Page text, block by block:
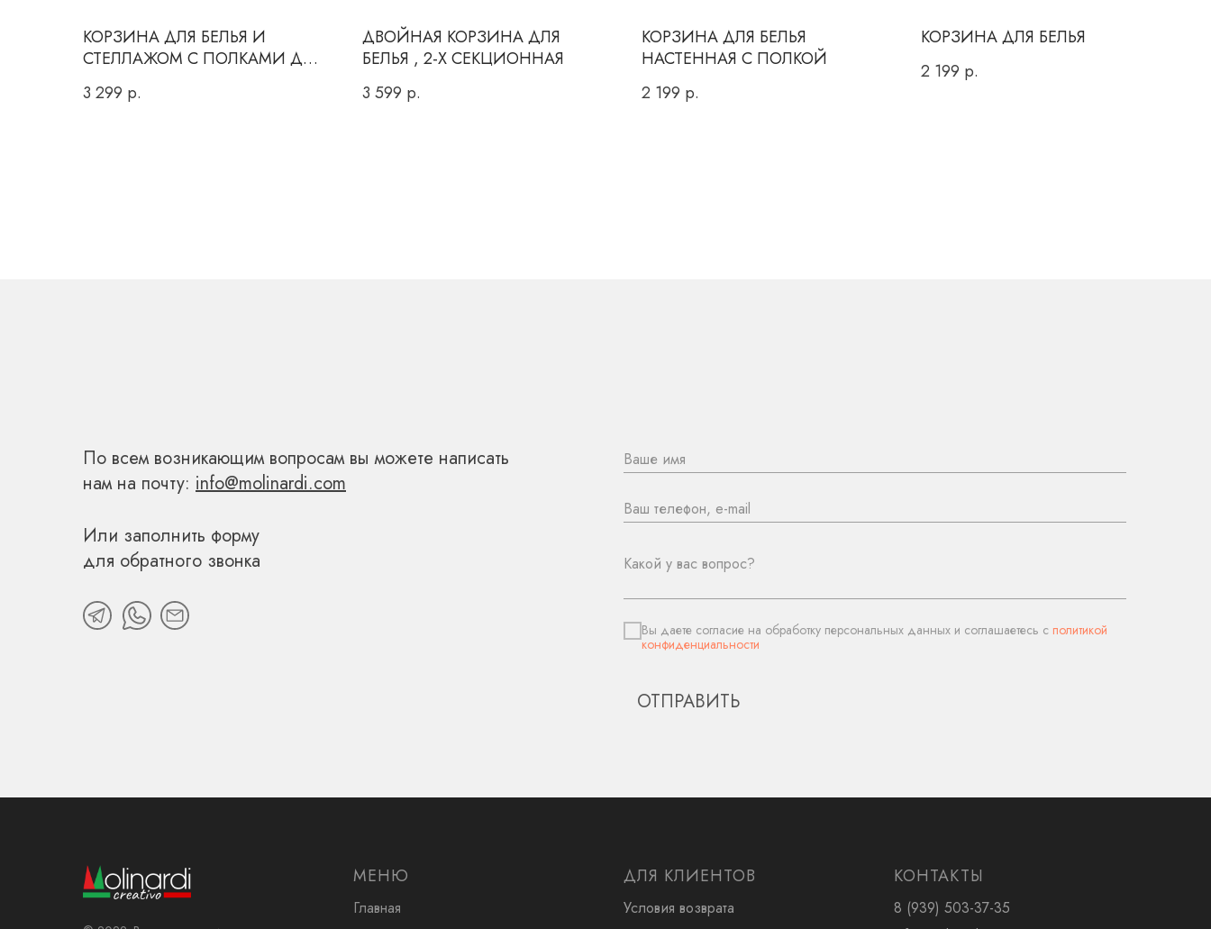
КОРЗИНА ДЛЯ БЕЛЬЯ И
СТЕЛЛАЖОМ С ПОЛКАМИ ДЛЯ
3 299 р.
ДВОЙНАЯ КОРЗИНА ДЛЯ
БЕЛЬЯ , 2-Х СЕКЦИОННАЯ
3 599 р.
КОРЗИНА ДЛЯ БЕЛЬЯ
НАСТЕННАЯ С ПОЛКОЙ
2 199 р.
КОРЗИНА ДЛЯ БЕЛЬЯ
2 199 р.
СВЯЖИТЕСЬ С НАМИ
По всем возникающим вопросам вы можете написать
нам на почту: info@molinardi.com
Или заполнить форму
для обратного звонка
Вы даете согласие на обработку персональных данных и соглашаетесь c политикой
конфиденциальности
ОТПРАВИТЬ
МЕНЮ
Главная
ДЛЯ КЛИЕНТОВ
Условия возврата
КОНТАКТЫ
8 (939) 503-37-35